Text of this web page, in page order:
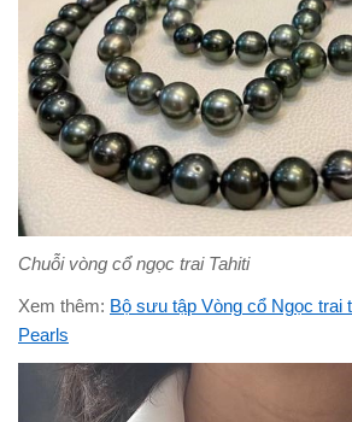
Chuỗi vòng cổ ngọc trai Tahiti
Xem thêm: Bộ sưu tập Vòng cổ Ngọc trai
Pearls